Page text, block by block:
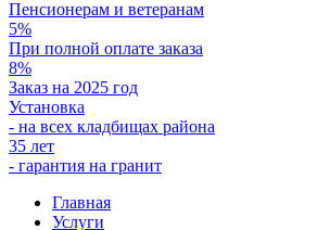
Пенсионерам и ветеранам
5%
При полной оплате заказа
8%
Заказ на 2025 год
Установка
- на всех кладбищах района
35 лет
- гарантия на гранит
Главная
Услуги